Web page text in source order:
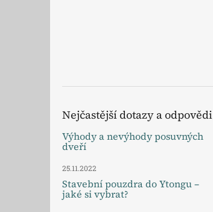
Nejčastější dotazy a odpovědi
Výhody a nevýhody posuvných
dveří
25.11.2022
Stavební pouzdra do Ytongu –
jaké si vybrat?